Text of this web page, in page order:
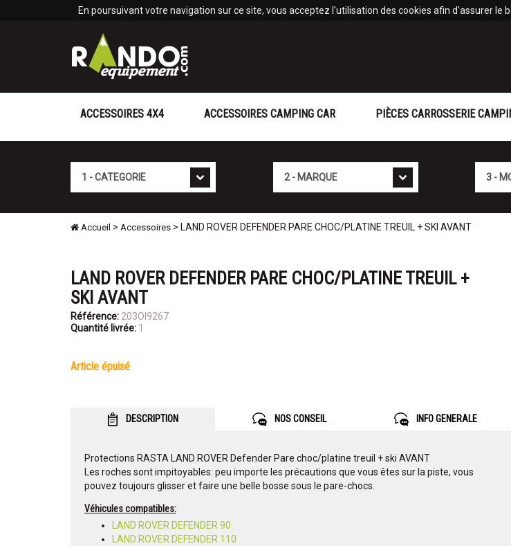
En poursuivant votre navigation sur ce site, vous acceptez l'utilisation des cookies afin d'assurer
ACCESSOIRES 4X4 ACCESSOIRES CAMPING CAR PIÈCES CARROSSERIE
Accueil > Accessoires > LAND ROVER DEFENDER PARE CHOC/PLATINE TREUIL + SKI AVANT
LAND ROVER DEFENDER PARE CHOC/PLATINE TREUIL +
SKI AVANT
Référence: 203OI9267
Quantité livrée: 1
article épuisé
DESCRIPTION NOS CONSEIL INFO GENERALE
Protections RASTA LAND ROVER Defender Pare choc/platine treuil + ski AVANT
Les roches sont impitoyables: peu importe les précautions que vous êtes sur la piste, vous
pouvez toujours glisser et faire une belle bosse sous le pare-chocs.
Véhicules compatibles:
LAND ROVER DEFENDER 90
LAND ROVER DEFENDER 110
Panneau de gestion des cookies